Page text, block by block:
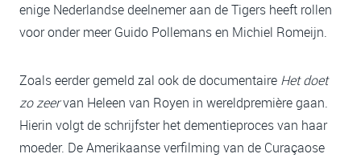
enige Nederlandse deelnemer aan de Tigers heeft rollen
voor onder meer Guido Pollemans en Michiel Romeijn.
Zoals eerder gemeld zal ook de documentaire Het doet
zo zeervan Heleen van Royen in wereldpremière gaan.
Hierin volgt de schrijfster het dementieproces van haar
moeder. De Amerikaanse verfilming van de Curaçaose